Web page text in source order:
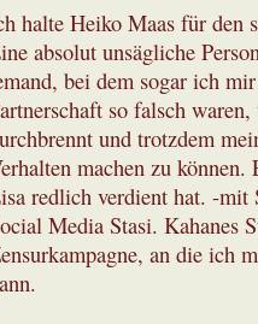
halte Heiko Maas für den
absolut unsägliche
bei dem sogar ich
so falsch
und trotzdem
machen zu
redlich verdient hat. -mit
Media Stasi. Kahanes
an die ich